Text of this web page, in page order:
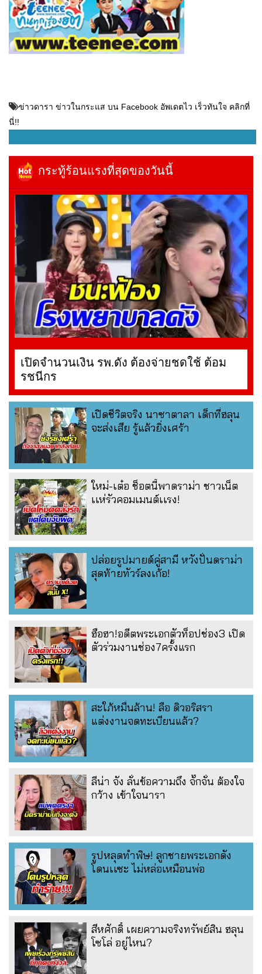
ข่าวดารา ข่าวในกระแส บน Facebook อัพเดตไว เร็วทันใจ คลิกที่
นี่!!
กระทู้ร้อนแรงที่สุดของวันนี้
เปิดจำนวนเงิน รพ.ดัง ต้องจ่ายชดใช้ ต้อม
รชนีกร
เปิดชีวิตจริง นาซาตาลา เด็กที่ฮลุน
จะส่งเสีย รู้แล้วยิ่งเศร้า
ใหม่-เต๋อ ช็อตนี้พาดราม่า ชาวเน็ต
เเห่รัวคอมเมนต์เเรง!
ปล่อยรูปมายด์คู่สามี หวังปั่นดราม่า
สุดท้ายทัวร์ลงเก้อ!
ฮือฮา!อดีตพระเอกตัวท็อปช่อง3 เปิด
ตัวร่วมงานช่อง7ครั้งแรก
สะใภ้หมื่นล้าน! ลือ ดิวอริสรา
แต่งงานจดทะเบียนแล้ว?
ลีน่า จัง ลั่นข้อความถึง จั๊กจั่น ต้องใจ
กว้าง เข้าใจนารา
รูปหลุดทำพิษ! ลูกชายพระเอกดัง
โดนเเซะ ไม่หล่อเหมือนพ่อ
สีหศักดิ์ เผยความจริงทรัพย์สิน ฮลุน
โซโล่ อยู่ไหน?